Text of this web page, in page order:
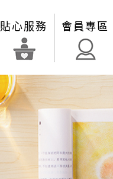
貼心服務 會員專區